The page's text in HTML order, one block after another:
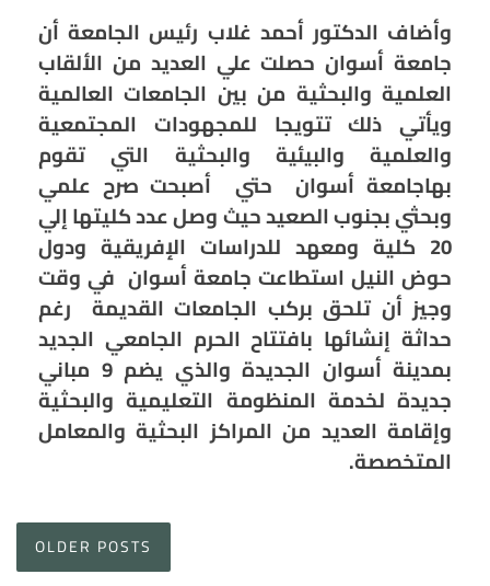
وأضاف الدكتور أحمد غلاب رئيس الجامعة أن
جامعة أسوان حصلت علي العديد من الألقاب
العلمية والبحثية من بين الجامعات العالمية
ويأتي ذلك تتويجا للمجهودات المجتمعية
والعلمية والبيئية والبحثية التي تقوم
بهاجامعة أسوان حتي أصبحت صرح علمي
وبحثي بجنوب الصعيد حيث وصل عدد كليتها إلي
20 كلية ومعهد للدراسات الإفريقية ودول
حوض النيل استطاعت جامعة أسوان في وقت
وجيز أن تلحق بركب الجامعات القديمة رغم
حداثة إنشائها بافتتاح الحرم الجامعي الجديد
بمدينة أسوان الجديدة والذي يضم 9 مباني
جديدة لخدمة المنظومة التعليمية والبحثية
وإقامة العديد من المراكز البحثية والمعامل
المتخصصة.
Posts
navigation
OLDER POSTS